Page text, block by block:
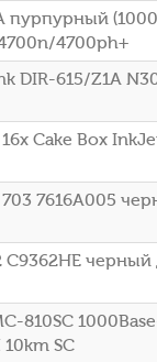
4700ph+
DIR-615/Z1A
Cake Box
7616A005
черный
810SC
SC